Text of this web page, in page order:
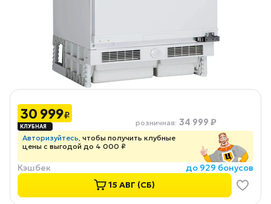
30 999₽
розничная: 34 999 ₽
Авторизуйтесь, чтобы получить клубные
цены с выгодой до 4 000 ₽
Кэшбек
до 929 бонусов
15 АВГ (СБ)